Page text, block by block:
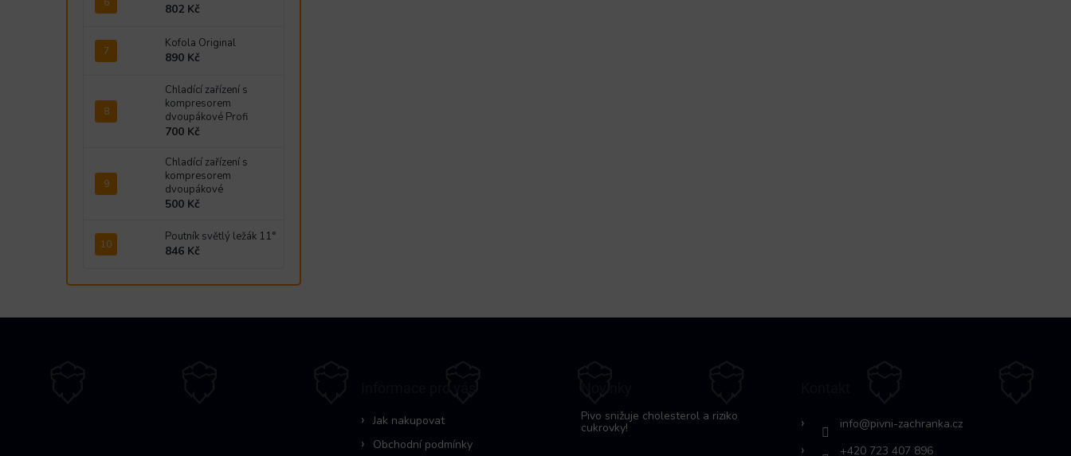
802 Kč
Kofola Original
890 Kč
Chladící zařízení s
kompresorem
dvoupákové Profi
700 Kč
Chladící zařízení s
kompresorem
dvoupákové
500 Kč
Poutník světlý ležák 11°
846 Kč
Jak nakupovat
Obchodní podmínky
Pivo snižuje cholesterol a riziko
cukrovky! info@pivni-zachranka.cz
+420 723 407 896